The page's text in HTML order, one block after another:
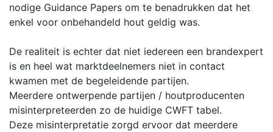
nodige Guidance Papers om te benadrukken dat het
enkel voor onbehandeld hout geldig was.
De realiteit is echter dat niet iedereen een brandexpert
is en heel wat marktdeelnemers niet in contact
kwamen met de begeleidende partijen.
Meerdere ontwerpende partijen / houtproducenten
misinterpreteerden zo de huidige CWFT tabel.
Deze misinterpretatie zorgd ervoor dat meerdere